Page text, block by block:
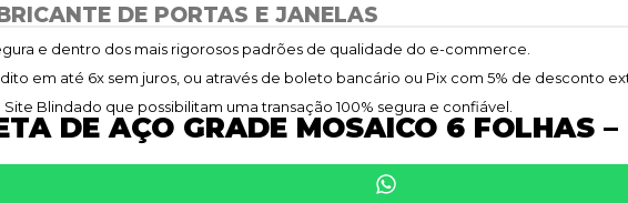
DE PORTAS E JANELAS
e dentro dos mais rigorosos padrões de qualidade do e-commerce.
em até 6x sem juros, ou através de boleto bancário ou Pix com 5% de desconto
Blindado que possibilitam uma transação 100% segura e confiável.
DE AÇO GRADE MOSAICO 6 FOLHAS